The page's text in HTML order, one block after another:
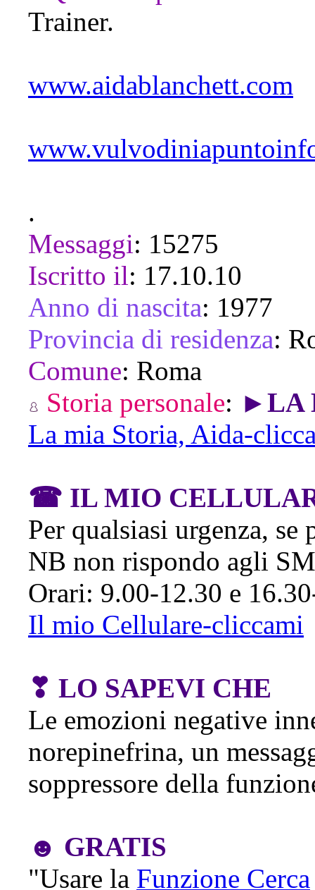
Trainer.
www.aidablanchett.com
.
Messaggi: 15275
Iscritto il: 17.10.10
Anno di nascita: 1977
Provincia di residenza:
Comune: Roma
Storia personale: ►LA
La mia Storia, Aida-
☎ IL MIO
Per qualsiasi urgenza, se
NB non rispondo agli
Orari: 9.00-12.30 e
Il mio Cellulare-cliccami
❣ LO SAPEVI CHE
Le emozioni negative
norepinefrina, un
soppressore della
☻ GRATIS
"Usare la Funzione Cerca